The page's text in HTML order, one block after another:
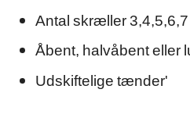
Antal skræller 3,4,5,6,7
Åbent, halvåbent eller
Udskiftelige tænder'